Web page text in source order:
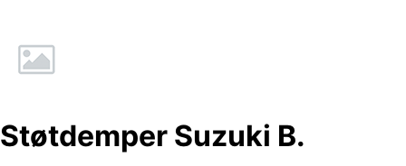
Støtdemper Suzuki B.